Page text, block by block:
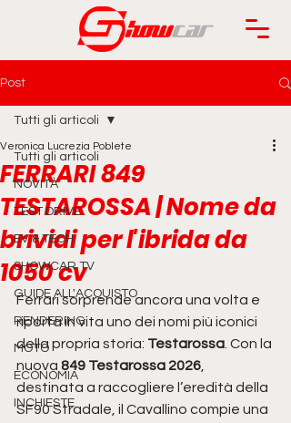
Post
Tutti gli articoli
NOVITÀ
TEST DRIVE
EV & TECH
SHOWCAR TV
GUIDE ALL'ACQUISTO
RENDERING
MOTO
ECONOMIA
INCHIESTE
Tutti gli articoli
FERRARI 849
TESTAROSSA | Nome da
brividi per l'ibrida da
1050 cv
Veronica Lucrezia Poblete
Ferrari sorprende ancora una volta e
riporta in vita uno dei nomi più iconici
della propria storia: Testarossa . Con la
nuova 849 Testarossa 2026
destinata a raccogliere l’eredità della
SF90 Stradale, il Cavallino compie una